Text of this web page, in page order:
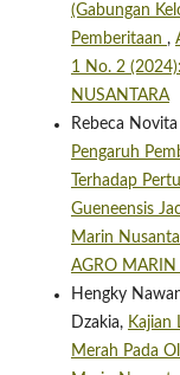
(Gabungan
Pemberitaan ,
1 No. 2
NUSANTARA
Rebeca
Pengaruh
Terhadap
Gueneensis
Marin
AGRO MARIN
Hengky
Dzakia, Kajian
Merah Pada